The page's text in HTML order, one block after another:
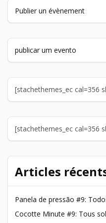
Publier un évènement
publicar um evento
[stachethemes_ec cal=356
[stachethemes_ec cal=356
Articles
Panela de pressão #9:
Cocotte Minute #9: Tous